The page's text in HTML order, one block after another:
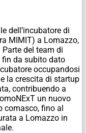
dell’incubatore di
MIMIT) a Lomazzo,
Parte del team di
fin da subito dato
occupandosi
la crescita di startup
contribuendo a
un nuovo
comasco, fino al
a Lomazzo in